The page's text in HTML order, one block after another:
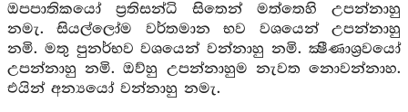
ඔපපාතිකයෝ ප්‍රතිසන්ධි සිතෙන් මත්තෙහි උපන්නාහු
නමැ. සියල්ලෝම වර්තමාන භව වශයෙන් උපන්නාහු
නමි. මතු පුනර්භව වශයෙන් වන්නාහු නමි. ක්‍ෂීණාශ්‍රවයෝ
උපන්නාහු නමි. ඔව්හු උපන්නාහුම නැවත නොවන්නාහ.
එයින් අන්‍යයෝ වන්නාහු නමැ.